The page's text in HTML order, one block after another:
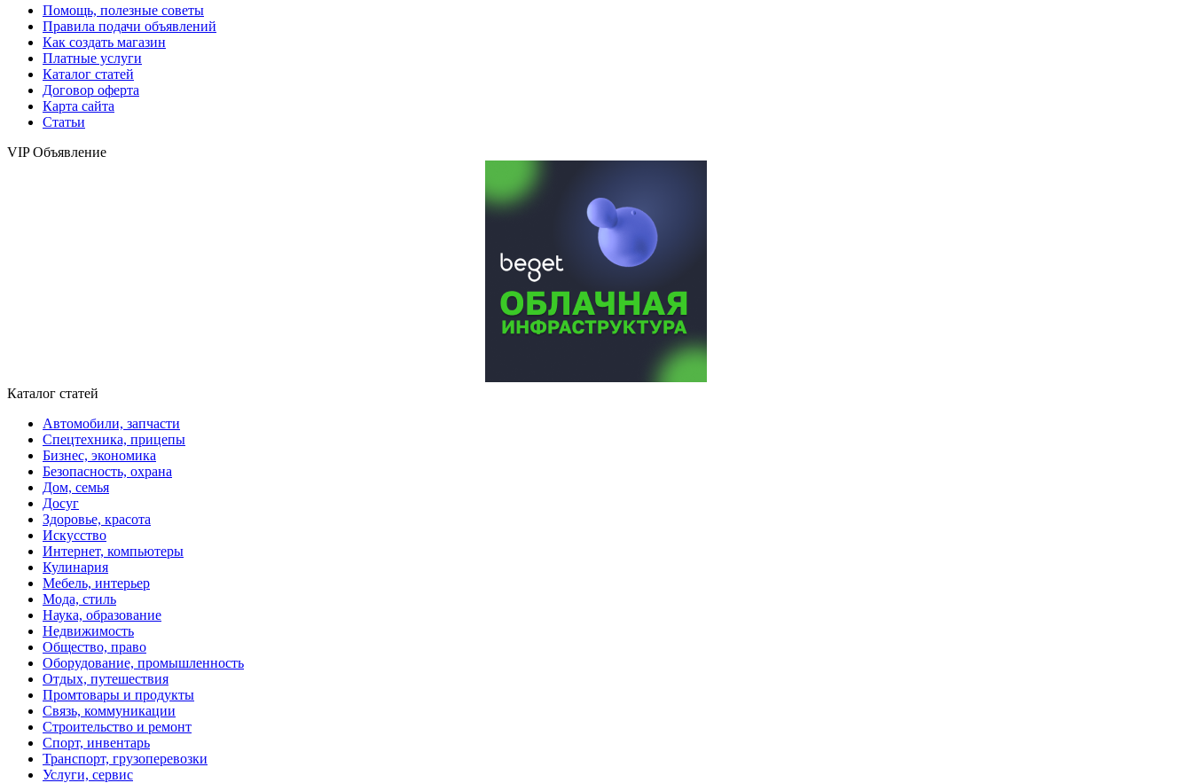
Помощь, полезные советы
Правила подачи объявлений
Как создать магазин
Платные услуги
Каталог статей
Договор оферта
Карта сайта
Статьи
VIP Объявление
Каталог статей
Автомобили, запчасти
Спецтехника, прицепы
Бизнес, экономика
Безопасность, охрана
Дом, семья
Досуг
Здоровье, красота
Искусство
Интернет, компьютеры
Кулинария
Мебель, интерьер
Мода, стиль
Наука, образование
Недвижимость
Общество, право
Оборудование, промышленность
Отдых, путешествия
Промтовары и продукты
Связь, коммуникации
Строительство и ремонт
Спорт, инвентарь
Транспорт, грузоперевозки
Услуги, сервис